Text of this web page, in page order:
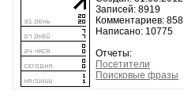
Записей: 8919
Комментариев: 858
Написано: 10775
Отчеты:
Посетители
Поисковые фразы